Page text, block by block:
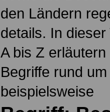
den Ländern
details. In
A bis Z
Begriffe rund
beispielsweise